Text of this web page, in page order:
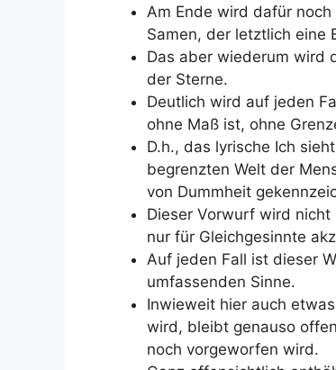
Am Ende wird dafür
Samen, der letztlich eine
Das aber wiederum wird
der Sterne.
Deutlich wird auf jeden
ohne Maß ist, ohne
D.h., das lyrische Ich
begrenzten Welt der
von Dummheit
Dieser Vorwurf wird
nur für Gleichgesinnte
Auf jeden Fall ist dieser
umfassenden Sinne.
Inwieweit hier auch
wird, bleibt genauso
noch vorgeworfen wird.